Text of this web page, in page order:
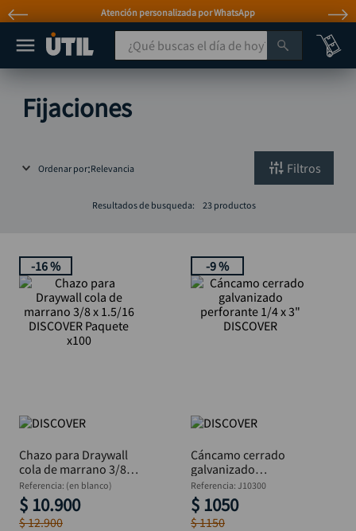
Atención personalizada por WhatsApp
¿Qué buscas el día de hoy?
Fijaciones
Ordenar por Relevancia Filtros
Resultados de busqueda: 23 productos
-16 %
Chazo para Draywall
cola de marrano 3/8 x
1.5/16 DISCOVER
Paquete x100
Referencia: (en blanco)
$ 10.900
$12.900
-9 %
Cáncamo cerrado
galvanizado
perforante 1/4 x 3"
DISCOVER
Referencia: J10300
$ 1050
$1150
taladro
compresor
hidrolavadora
ruteadora
mototool
taladro inalámbrico